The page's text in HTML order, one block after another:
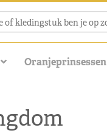
Oranjeprinsessen